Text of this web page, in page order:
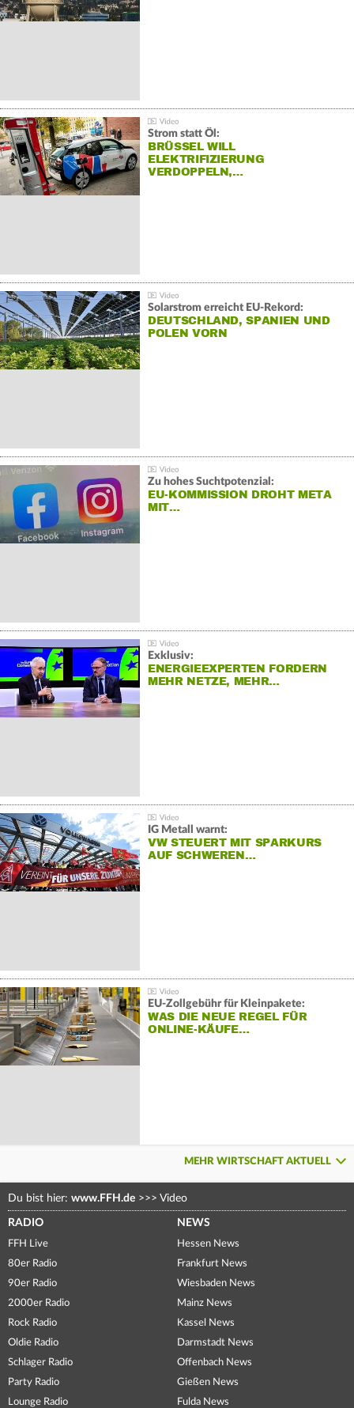
Strom statt Öl:
BRÜSSEL WILL
ELEKTRIFIZIERUNG
VERDOPPELN,…
Solarstrom erreicht EU-Rekord:
DEUTSCHLAND, SPANIEN UND
POLEN VORN
Zu hohes Suchtpotenzial:
EU-KOMMISSION DROHT META
MIT…
Exklusiv:
ENERGIEEXPERTEN FORDERN
MEHR NETZE, MEHR…
IG Metall warnt:
VW STEUERT MIT SPARKURS
AUF SCHWEREN…
EU-Zollgebühr für Kleinpakete:
WAS DIE NEUE REGEL FÜR
ONLINE-KÄUFE…
MEHR WIRTSCHAFT AKTUELL
Du bist hier: www.FFH.de >>> Video
RADIO
FFH Live
80er Radio
90er Radio
2000er Radio
Rock Radio
Oldie Radio
Schlager Radio
Party Radio
Lounge Radio
NEWS
Hessen News
Frankfurt News
Wiesbaden News
Mainz News
Kassel News
Darmstadt News
Offenbach News
Gießen News
Fulda News